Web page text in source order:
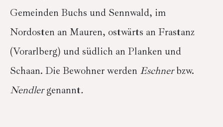
Gemeinden Buchs und Sennwald, im
Nordosten an Mauren, ostwärts an Frastanz
(Vorarlberg) und südlich an Planken und
Schaan. Die Bewohner werden Eschnerbzw.
Nendlergenannt.